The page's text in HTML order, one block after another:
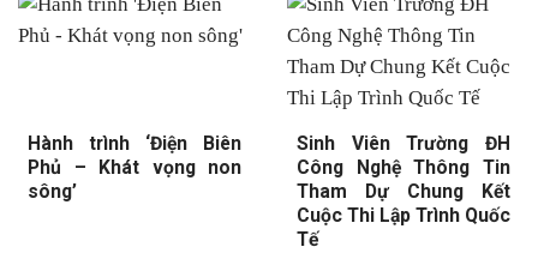
Hành trình ‘Điện Biên
Phủ – Khát vọng non
sông’
Sinh Viên Trường ĐH
Công Nghệ Thông Tin
Tham Dự Chung Kết
Cuộc Thi Lập Trình Quốc
Tế